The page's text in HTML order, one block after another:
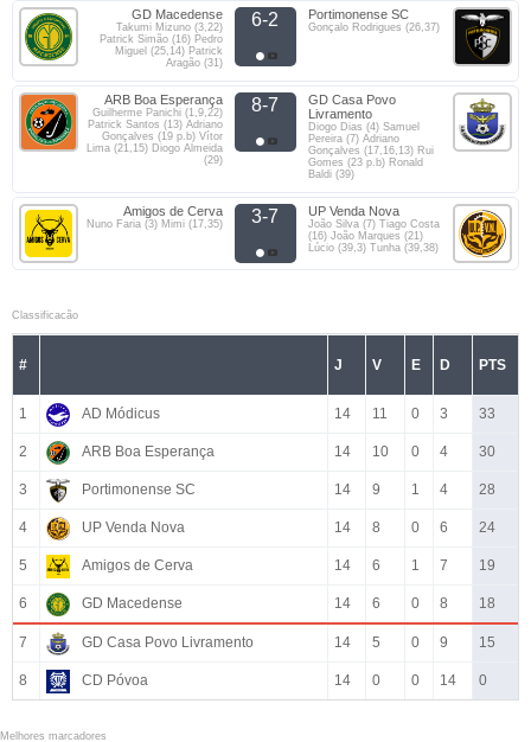
GD Macedense
Takumi Mizuno (3,22)
Patrick Simão (16) Pedro
Miguel (25,14) Patrick
Aragão (31)
6-2 Portimonense SC
Gonçalo Rodrigues (26,37)
ARB Boa Esperança
Guilherme Panichi (1,9,22)
Patrick Santos (13) Adriano
Gonçalves (19 p.b) Vítor
Lima (21,15) Diogo Almeida
(29)
8-7
GD Casa Povo
Livramento
Diogo Dias (4) Samuel
Pereira (7) Adriano
Gonçalves (17,16,13) Rui
Gomes (23 p.b) Ronald
Baldi (39)
Amigos de Cerva
Nuno Faria (3) Mimi (17,35) 3-7 UP Venda Nova
João Silva (7) Tiago Costa
(16) João Marques (21)
Lúcio (39,3) Tunha (39,38)
Classificacão
# J V E D PTS
1 AD Módicus 14 11 0 3 33
2 ARB Boa Esperança 14 10 0 4 30
3 Portimonense SC 14 9 1 4 28
4 UP Venda Nova 14 8 0 6 24
5 Amigos de Cerva 14 6 1 7 19
6 GD Macedense 14 6 0 8 18
7 GD Casa Povo Livramento 14 5 0 9 15
8 CD Póvoa 14 0 0 14 0
Melhores marcadores